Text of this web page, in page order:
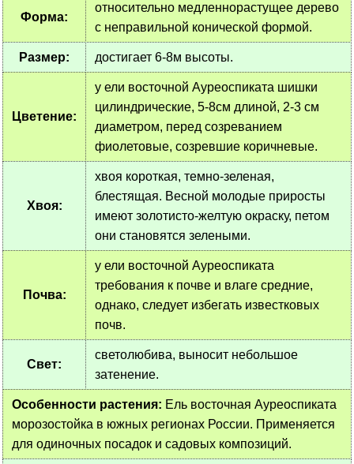
Форма:
относительно медленнорастущее дерево
с неправильной конической формой.
Размер: достигает 6-8м высоты.
Цветение:
у ели восточной Ауреоспиката шишки
цилиндрические, 5-8см длиной, 2-3 см
диаметром, перед созреванием
фиолетовые, созревшие коричневые.
Хвоя:
хвоя короткая, темно-зеленая,
блестящая. Весной молодые приросты
имеют золотисто-желтую окраску, петом
они становятся зелеными.
Почва:
у ели восточной Ауреоспиката
требования к почве и влаге средние,
однако, следует избегать известковых
почв.
Свет:
светолюбива, выносит небольшое
затенение.
Особенности растения: Ель восточная Ауреоспиката
морозостойка в южных регионах России. Применяется
для одиночных посадок и садовых композиций.